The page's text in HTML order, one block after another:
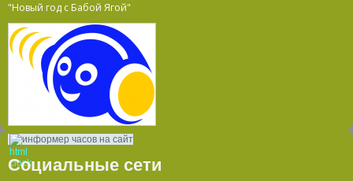
"Новый год с Бабой Ягой"
информер часов на сайт
Социальные сети